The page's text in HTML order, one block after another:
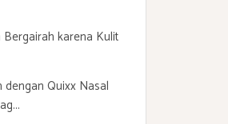
karena Kulit
dengan Quixx Nasal